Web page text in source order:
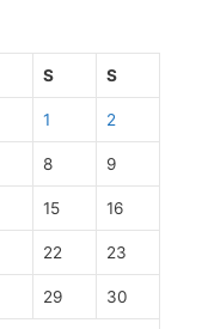
S S
1 2
8 9
15 16
22 23
29 30